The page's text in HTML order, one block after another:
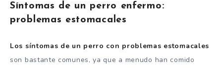
Síntomas de un perro enfermo:
problemas estomacales
Los síntomas de un perro con problemas estomacales
son bastante comunes, ya que a menudo han comido